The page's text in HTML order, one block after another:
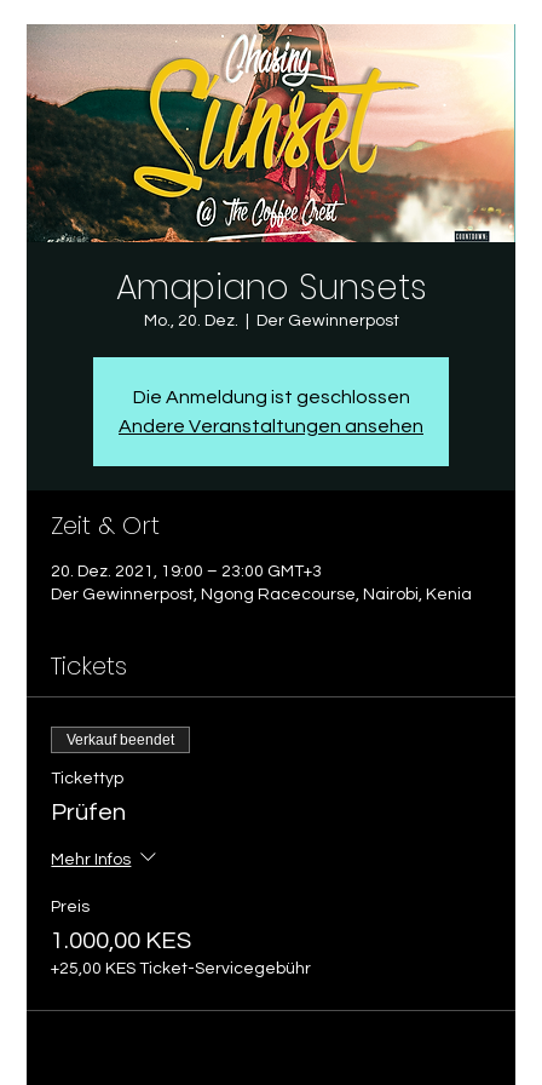
Amapiano Sunsets
Mo., 20. Dez. Der Gewinnerpost
Die Anmeldung ist geschlossen
Andere Veranstaltungen ansehen
Zeit & Ort
20. Dez. 2021, 19:00 – 23:00 GMT+3
Der Gewinnerpost, Ngong Racecourse, Nairobi, Kenia
Tickets
Verkauf beendet
Tickettyp
Prüfen
Mehr Infos
Preis
1.000,00 KES
+25,00 KES Ticket-Servicegebühr